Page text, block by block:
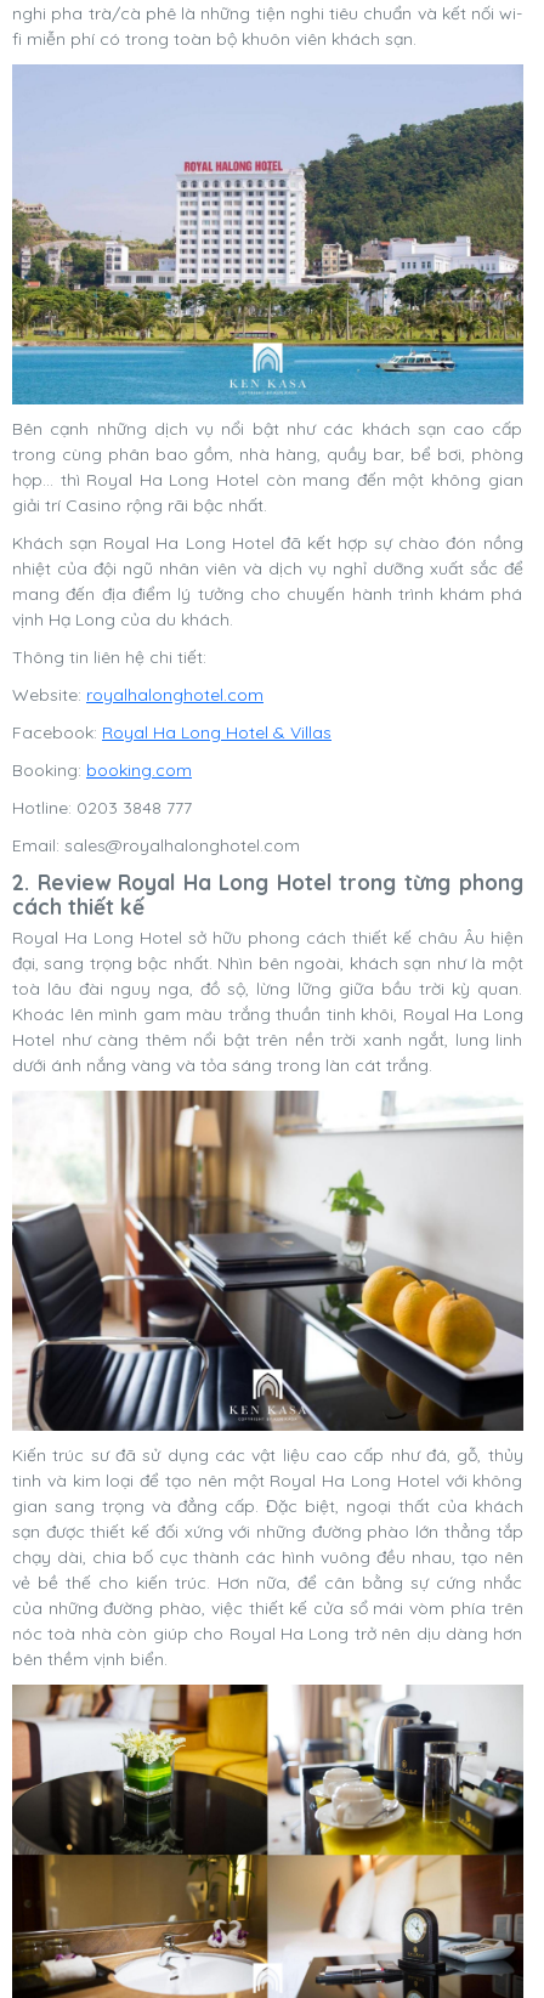
nghi pha trà/cà phê là những tiện nghi tiêu chuẩn và kết nối wi-
fi miễn phí có trong toàn bộ khuôn viên khách sạn.
Bên cạnh những dịch vụ nổi bật như các khách sạn cao cấp
trong cùng phân bao gồm, nhà hàng, quầy bar, bể bơi, phòng
họp… thì Royal Ha Long Hotel còn mang đến một không gian
giải trí Casino rộng rãi bậc nhất.
Khách sạn Royal Ha Long Hotel đã kết hợp sự chào đón nồng
nhiệt của đội ngũ nhân viên và dịch vụ nghỉ dưỡng xuất sắc để
mang đến địa điểm lý tưởng cho chuyến hành trình khám phá
vịnh Hạ Long của du khách.
Thông tin liên hệ chi tiết:
Website: royalhalonghotel.com
Facebook: Royal Ha Long Hotel & Villas
Booking: booking.com
Hotline: 0203 3848 777
Email: sales@royalhalonghotel.com
2. Review Royal Ha Long Hotel trong từng phong
cách thiết kế
Royal Ha Long Hotel sở hữu phong cách thiết kế châu Âu hiện
đại, sang trọng bậc nhất. Nhìn bên ngoài, khách sạn như là một
toà lâu đài nguy nga, đồ sộ, lừng lững giữa bầu trời kỳ quan.
Khoác lên mình gam màu trắng thuần tinh khôi, Royal Ha Long
Hotel như càng thêm nổi bật trên nền trời xanh ngắt, lung linh
dưới ánh nắng vàng và tỏa sáng trong làn cát trắng.
Kiến trúc sư đã sử dụng các vật liệu cao cấp như đá, gỗ, thủy
tinh và kim loại để tạo nên một Royal Ha Long Hotel với không
gian sang trọng và đẳng cấp. Đặc biệt, ngoại thất của khách
sạn được thiết kế đối xứng với những đường phào lớn thẳng tắp
chạy dài, chia bố cục thành các hình vuông đều nhau, tạo nên
vẻ bề thế cho kiến trúc. Hơn nữa, để cân bằng sự cứng nhắc
của những đường phào, việc thiết kế cửa sổ mái vòm phía trên
nóc toà nhà còn giúp cho Royal Ha Long trở nên dịu dàng hơn
bên thềm vịnh biển.